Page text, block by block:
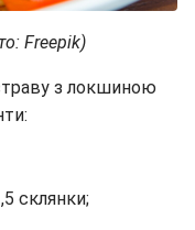
Freepik)
з локшиною
склянки;